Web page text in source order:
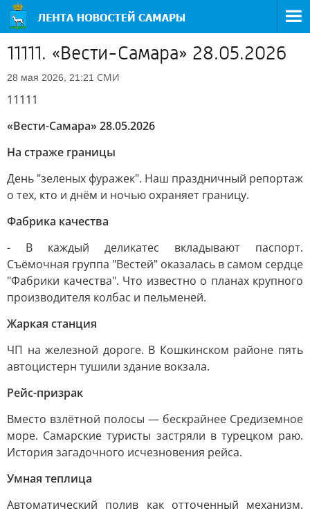
11111. «Вести-Самара» 28.05.2026
28 мая 2026, 21:21 СМИ
11111
«Вести-Самара» 28.05.2026
На страже границы
День "зеленых фуражек". Наш праздничный репортаж
о тех, кто и днём и ночью охраняет границу.
Фабрика качества
- В каждый деликатес вкладывают паспорт.
Съёмочная группа "Вестей" оказалась в самом сердце
"Фабрики качества". Что известно о планах крупного
производителя колбас и пельменей.
Жаркая станция
ЧП на железной дороге. В Кошкинском районе пять
автоцистерн тушили здание вокзала.
Рейс-призрак
Вместо взлётной полосы — бескрайнее Средиземное
море. Самарские туристы застряли в турецком раю.
История загадочного исчезновения рейса.
Умная теплица
Автоматический полив как отточенный механизм.